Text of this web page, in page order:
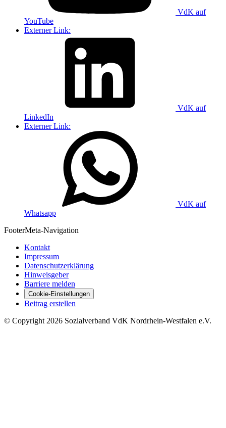
VdK auf
YouTube
Externer Link:
VdK auf
LinkedIn
Externer Link:
VdK auf
Whatsapp
FooterMeta-Navigation
Kontakt
Impressum
Datenschutzerklärung
Hinweisgeber
Barriere melden
Cookie-Einstellungen
Beitrag erstellen
© Copyright 2026 Sozialverband VdK Nordrhein-Westfalen e.V.